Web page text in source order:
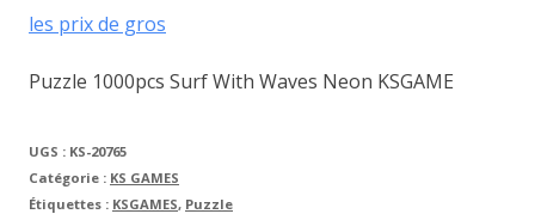
les prix de gros
Puzzle 1000pcs Surf With Waves Neon KSGAME
UGS : KS-20765
Catégorie : KS GAMES
Étiquettes : KSGAMES, Puzzle